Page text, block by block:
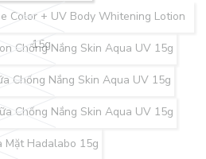
Color + UV Body Whitening Lotion
15g
Chống Nắng Skin Aqua UV 15g
Chống Nắng Skin Aqua UV 15g
Chống Nắng Skin Aqua UV 15g
Mặt Hadalabo 15g